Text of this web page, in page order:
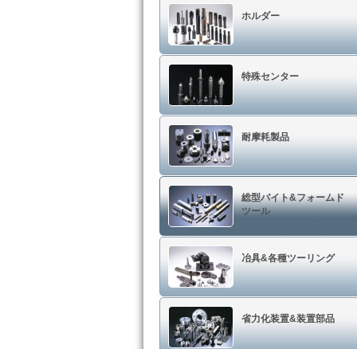
ホルダー
特殊センター
耐摩耗製品
総型バイト&フォームド
ツール
冶具&各種ツーリング
省力化装置&装置部品